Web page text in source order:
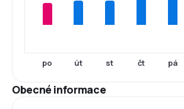
po út st čt pá
Obecné informace